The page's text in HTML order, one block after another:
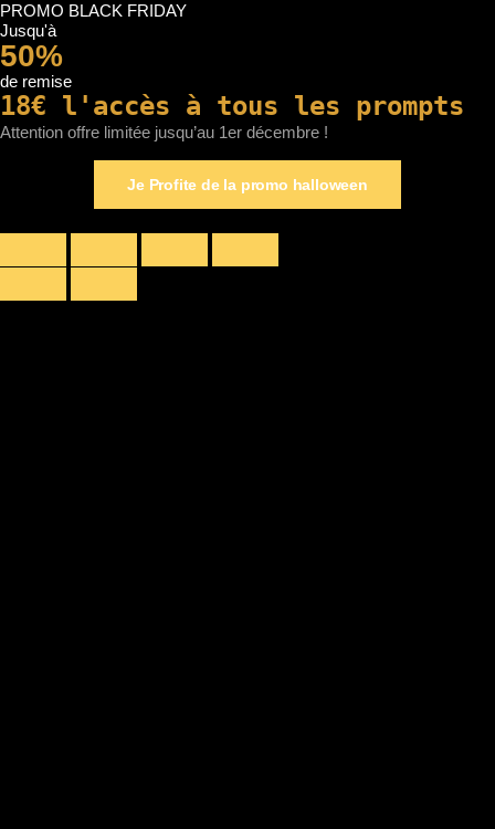
PROMO BLACK FRIDAY
Jusqu'à
50%
de remise
18€ l'accès à tous les prompts
Attention offre limitée jusqu’au 1er décembre !
Je Profite de la promo halloween